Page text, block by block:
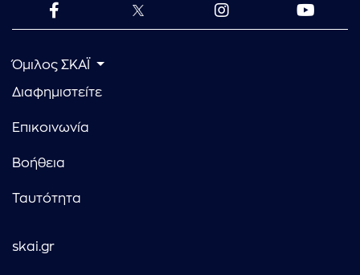
Όμιλος ΣΚΑΪ
Διαφημιστείτε
Επικοινωνία
Βοήθεια
Ταυτότητα
skai.gr